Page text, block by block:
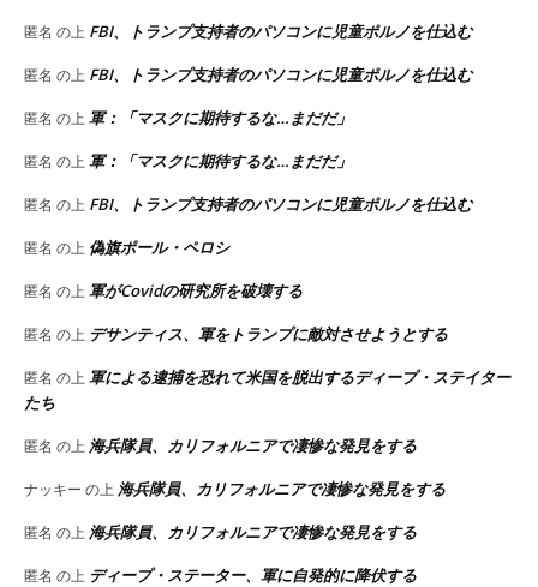
匿名 の上 FBI、トランプ支持者のパソコンに児童ポルノを仕込む
匿名 の上 FBI、トランプ支持者のパソコンに児童ポルノを仕込む
匿名 の上 軍：「マスクに期待するな…まだだ」
匿名 の上 軍：「マスクに期待するな…まだだ」
匿名 の上 FBI、トランプ支持者のパソコンに児童ポルノを仕込む
匿名 の上 偽旗ポール・ペロシ
匿名 の上 軍がCovidの研究所を破壊する
匿名 の上 デサンティス、軍をトランプに敵対させようとする
匿名 の上 軍による逮捕を恐れて米国を脱出するディープ・ステイター
たち
匿名 の上 海兵隊員、カリフォルニアで凄惨な発見をする
ナッキー の上 海兵隊員、カリフォルニアで凄惨な発見をする
匿名 の上 海兵隊員、カリフォルニアで凄惨な発見をする
匿名 の上 ディープ・ステーター、軍に自発的に降伏する